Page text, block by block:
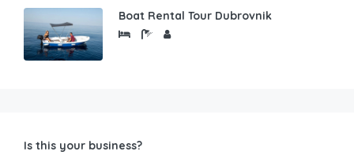
Boat Rental Tour Dubrovnik
Is this your business?